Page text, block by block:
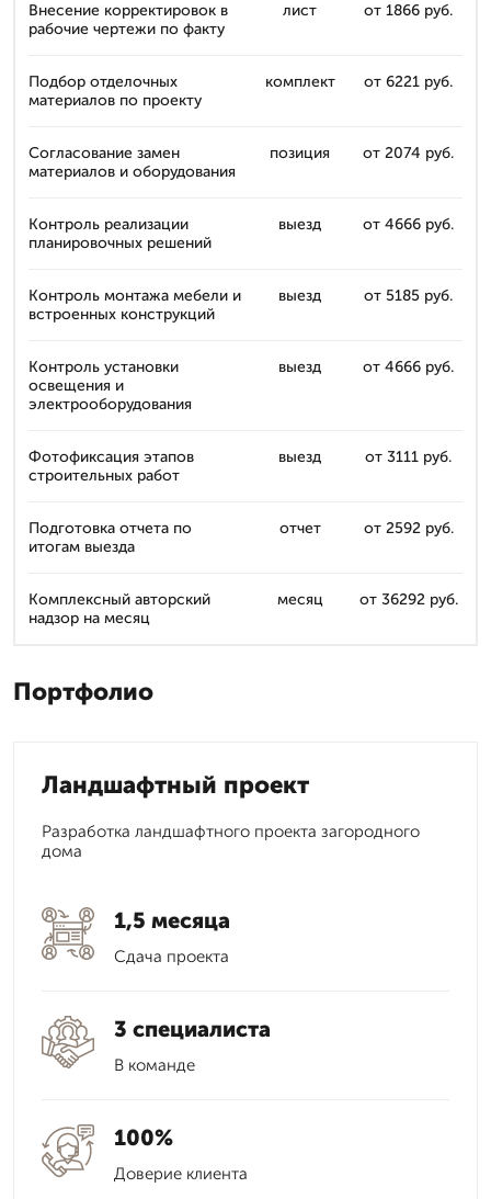
Внесение корректировок в
рабочие чертежи по факту
лист от 1866 руб.
Подбор отделочных
материалов по проекту
комплект от 6221 руб.
Согласование замен
материалов и оборудования
позиция от 2074 руб.
Контроль реализации
планировочных решений
выезд от 4666 руб.
Контроль монтажа мебели и
встроенных конструкций
выезд от 5185 руб.
Контроль установки
освещения и
электрооборудования
выезд от 4666 руб.
Фотофиксация этапов
строительных работ
выезд от 3111 руб.
Подготовка отчета по
итогам выезда
отчет от 2592 руб.
Комплексный авторский
надзор на месяц
месяц от 36292 руб.
Портфолио
Ландшафтный проект
Разработка ландшафтного проекта загородного
дома
1,5 месяца
Сдача проекта
3 специалиста
В команде
100%
Доверие клиента